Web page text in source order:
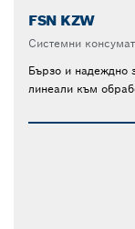
FSN KZW
Системни
Бързо и надеждно
линеали към